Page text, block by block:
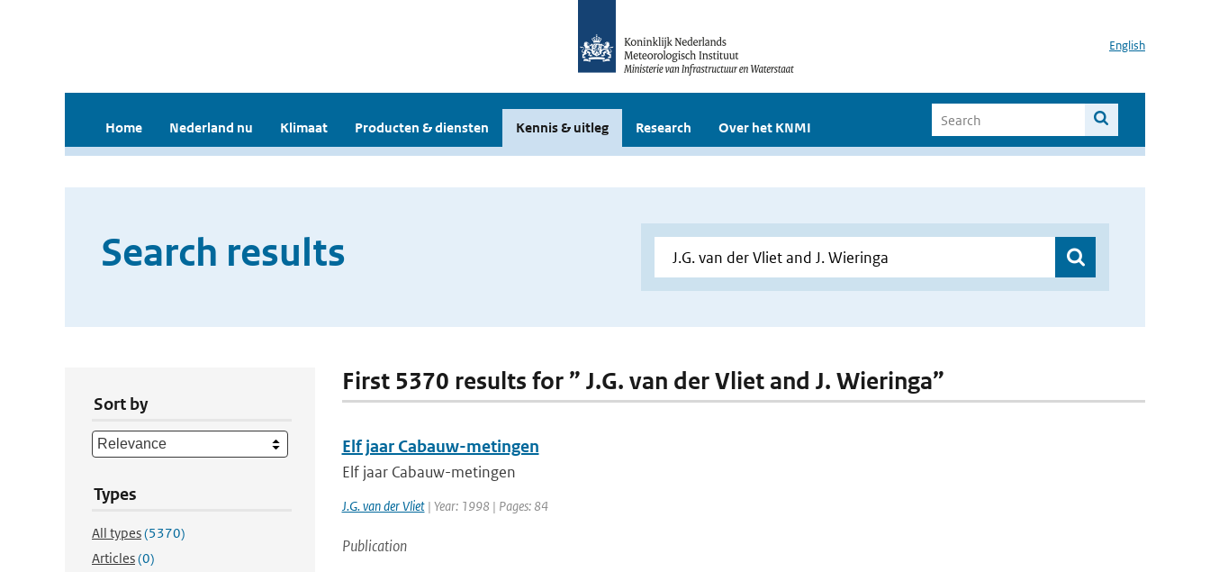
English
Home Nederland nu Klimaat Producten & diensten Kennis & uitleg Research Over het KNMI
Search results
Sort by
Types
All types(5370)
Articles(0)
First 5370 results for ” J.G. van der Vliet and J. Wieringa”
Elf jaar Cabauw-metingen
Elf jaar Cabauw-metingen
J.G. van der Vliet| Year: 1998 | Pages: 84
Publication